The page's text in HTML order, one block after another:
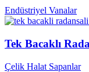
Endüstriyel Vanalar
Tek Bacaklı
Çelik Halat Sapanlar